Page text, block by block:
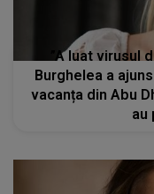
”A luat virusul
Burghelea a
vacanța din Abu
au